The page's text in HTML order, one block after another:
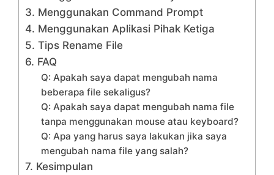
3. Menggunakan Command Prompt
4. Menggunakan Aplikasi Pihak Ketiga
5. Tips Rename File
6. FAQ
Q: Apakah saya dapat mengubah nama
beberapa file sekaligus?
Q: Apakah saya dapat mengubah nama file
tanpa menggunakan mouse atau keyboard?
Q: Apa yang harus saya lakukan jika saya
mengubah nama file yang salah?
7. Kesimpulan